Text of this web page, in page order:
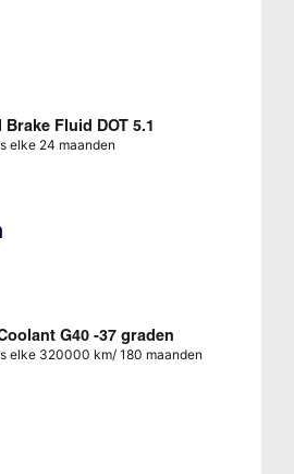
Brake Fluid DOT 5.1
elke 24 maanden
G40 -37 graden
elke 320000 km/ 180 maanden